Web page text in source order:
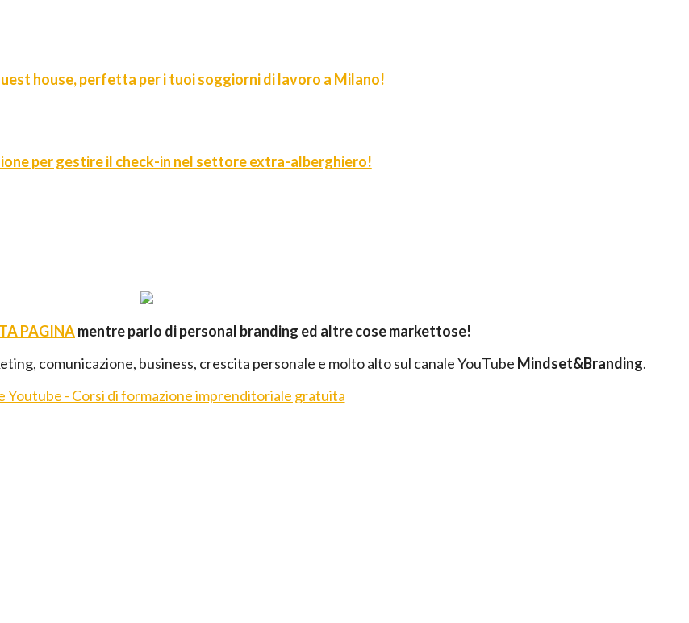
house, perfetta per i tuoi soggiorni di lavoro a Milano!
per gestire il check-in nel settore extra-alberghiero!
PAGINAmentre parlo di personal branding ed altre cose markettose!
comunicazione, business, crescita personale e molto alto sul canale YouTube Mindset&Branding.